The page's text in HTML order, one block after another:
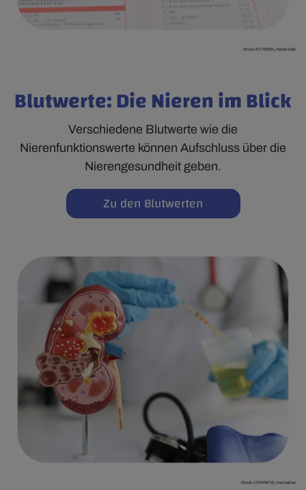
iStock-871765504_Henrik Dolle
Blutwerte: Die Nieren im Blick
Verschiedene Blutwerte wie die
Nierenfunktionswerte können Aufschluss über die
Nierengesundheit geben.
Zu den Blutwerten
iStock-1370436715_Ivan-balvan